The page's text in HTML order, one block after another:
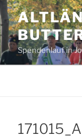
Zum
Inhalt
springen
Spendenlauf in